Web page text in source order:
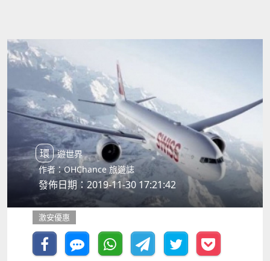
環遊世界
作者：OHChance 旅遊誌
發佈日期：2019-11-30 17:21:42
激安優惠